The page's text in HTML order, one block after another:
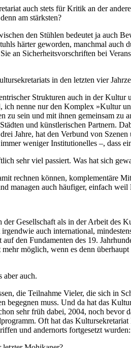
auch stets für Kritik an der
am stärksten?
den Stühlen bedeutet ja auch
härter geworden, manchmal
an Sicherheitsvorschriften bei
in den letzten vier
Strukturen auch in der
nenne nur den Komplex »Kultur
zu sein und mit ihnen gemeinsam
und künstlerischen Partnern.
Jahre, hat den Verbund von
weniger Institutionelles –, dass
sehr viel passiert. Was hat sich
rechnen können, komplementäre
managen auch häufiger, einfach
Gesellschaft als in der Arbeit des
auch international,
den Fundamenten des 19.
möglich, wenn es denn
aber auch.
die Teilnahme Vieler, die sich in
begegnen muss. Und da hat das
sehr früh dabei, 2004, noch
Oft hat das
und andernorts fortgesetzt